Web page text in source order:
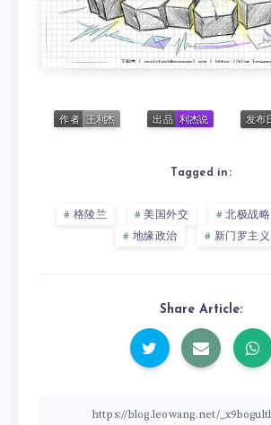
Tagged in:
格陵兰 美国外交 北极战略
地缘政治
新门罗主义
Share Article: